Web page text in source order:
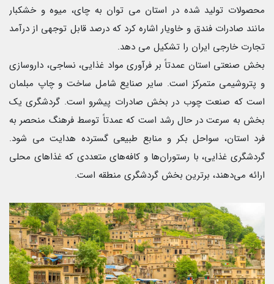
محصولات تولید شده در استان می توان به چای، میوه و خشکبار
مانند صادرات فندق و خاویار اشاره کرد که درصد قابل توجهی از درآمد
تجارت خارجی ایران را تشکیل می دهد.
بخش صنعتی استان عمدتاً بر فرآوری مواد غذایی، نساجی، داروسازی
و پتروشیمی متمرکز است. سایر صنایع شامل ساخت و چاپ مبلمان
است که صنعت چوب در بخش صادرات پیشرو است. گردشگری یک
بخش به سرعت در حال رشد است که عمدتاً توسط فرهنگ منحصر به
فرد استان، سواحل بکر و منابع طبیعی گسترده هدایت می شود.
گردشگری غذایی، با رستوران‌ها و کافه‌های متعددی که غذاهای محلی
ارائه می‌دهند، برترین بخش گردشگری منطقه است.